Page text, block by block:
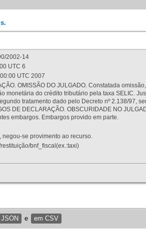
2002-14
UTC 6
UTC 2007
OMISSÃO DO JULGADO. Constatada
monetária do crédito tributário pela taxa SELIC.
tratamento dado pelo Decreto nº 2.138/97,
DE DECLARAÇÃO. OBSCURIDADE NO
embargos. Embargos provido em parte.
negou-se provimento ao recurso.
bnf_fiscal(ex.:taxi)
e em CSV